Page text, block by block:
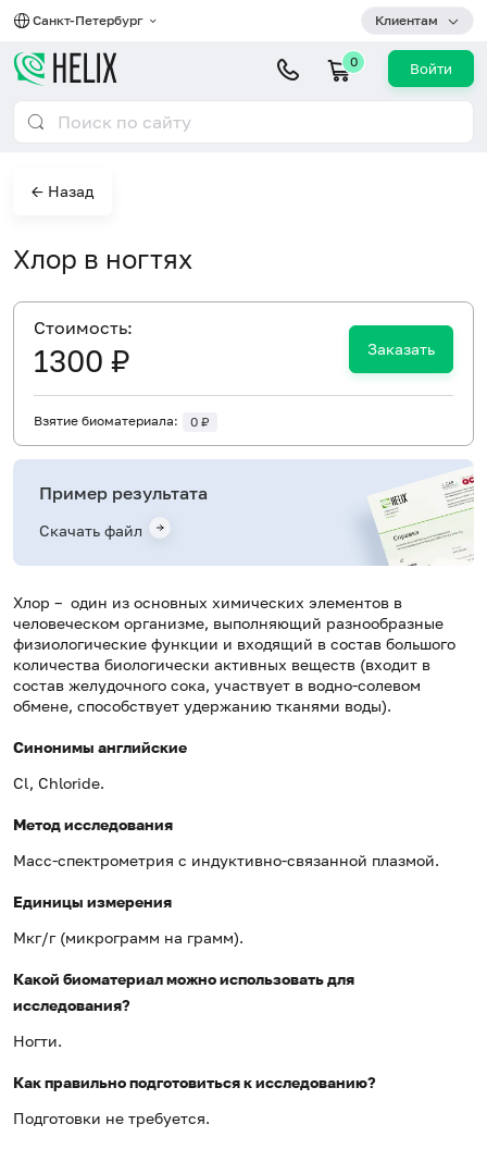
Санкт-Петербург Клиентам
0 Войти
← Назад
Хлор в ногтях
Хлор – один из основных химических элементов в
человеческом организме, выполняющий разнообразные
физиологические функции и входящий в состав большого
количества биологически активных веществ (входит в
состав желудочного сока, участвует в водно-солевом
обмене, способствует удержанию тканями воды).
Синонимы английские
Cl, Chloride.
Метод исследования
Масс-спектрометрия с индуктивно-связанной плазмой.
Единицы измерения
Мкг/г (микрограмм на грамм).
Какой биоматериал можно использовать для
исследования?
Ногти.
Как правильно подготовиться к исследованию?
Подготовки не требуется.
Cтоимость:
1300 ₽ Заказать
Взятие биоматериала: 0 ₽
Пример результата
Скачать файл